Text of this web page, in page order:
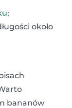
;
około
bananów